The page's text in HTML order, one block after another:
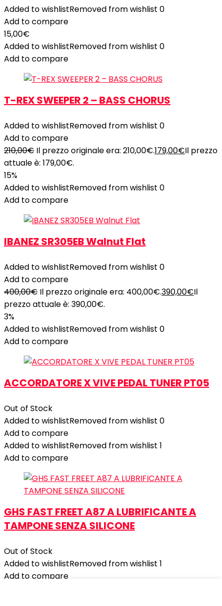
Added to wishlistRemoved from wishlist 0
Add to compare
15,00€
Added to wishlistRemoved from wishlist 0
Add to compare
T-REX SWEEPER 2 – BASS CHORUS
Added to wishlistRemoved from wishlist 0
Add to compare
210,00€ Il prezzo originale era: 210,00€.179,00€Il prezzo
attuale è: 179,00€.
15%
Added to wishlistRemoved from wishlist 0
Add to compare
IBANEZ SR305EB Walnut Flat
Added to wishlistRemoved from wishlist 0
Add to compare
400,00€ Il prezzo originale era: 400,00€.390,00€Il
prezzo attuale è: 390,00€.
3%
Added to wishlistRemoved from wishlist 0
Add to compare
ACCORDATORE X VIVE PEDAL TUNER PT05
Out of Stock
Added to wishlistRemoved from wishlist 0
Add to compare
Added to wishlistRemoved from wishlist 1
Add to compare
GHS FAST FREET A87 A LUBRIFICANTE A
TAMPONE SENZA SILICONE
Out of Stock
Added to wishlistRemoved from wishlist 1
Add to compare